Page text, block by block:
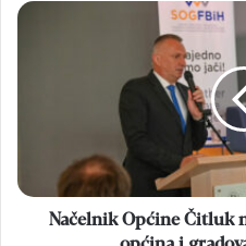
Načelnik
i
gradovaNačelnik Općine Čitluk